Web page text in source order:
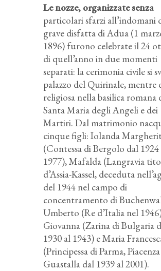
Le nozze, organizzate senza
particolari sfarzi all’indomani
grave disfatta di Adua (1
1896) furono celebrate il 24
di quell’anno in due momenti
separati: la cerimonia civile si
palazzo del Quirinale, mentre
religiosa nella basilica romana
Santa Maria degli Angeli e dei
Martiri. Dal matrimonio
cinque figli: Iolanda
(Contessa di Bergolo dal 1924
1977), Mafalda (Langravia
d’Assia-Kassel, deceduta
del 1944 nel campo di
concentramento di
Umberto (Re d’Italia nel
Giovanna (Zarina di Bulgaria
1930 al 1943) e Maria
(Principessa di Parma,
Guastalla dal 1939 al 2001).